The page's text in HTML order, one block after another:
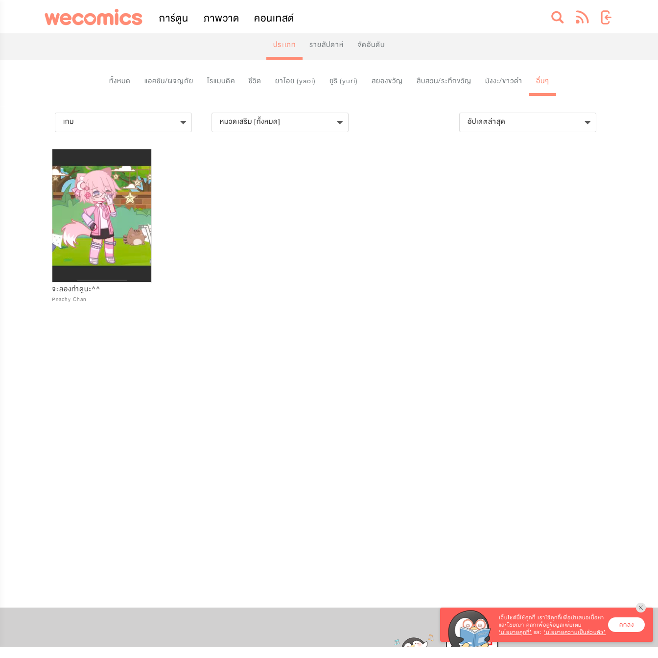
การ์ตูน ภาพวาด คอนเทสต์
ประเภท รายสัปดาห์ จัดอันดับ
ทั้งหมด แอคชัน/ผจญภัย โรแมนติค ชีวิต ยาโอย (yaoi) ยูริ (yuri) สยองขวัญ สืบสวน/ระทึกขวัญ มังงะ/ขาวดำ อื่นๆ
เกม หมวดเสริม [ทั้งหมด] อัปเดตล่าสุด
จะลองทำดูนะ^^
Peachy Chan
เว็บไซต์นี้ใช้คุกกี้ เราใช้คุกกี้เพื่อนำเสนอเนื้อหา
และโฆษณา คลิกเพื่อดูข้อมูลเพิ่มเติม
‘นโยบายคุกกี้’ และ‘นโยบายความเป็นส่วนตัว’
ตกลง